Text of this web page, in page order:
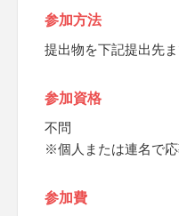
参加方法
提出物を下記提出先
参加資格
不問
※個人または連名で
参加費